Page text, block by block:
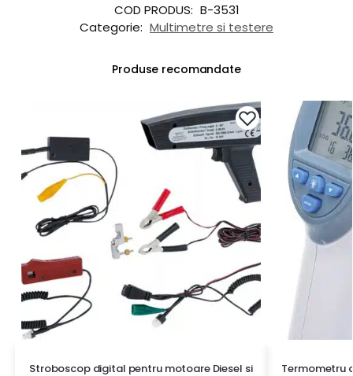
COD PRODUS: B-3531
Categorie: Multimetre si testere
Produse recomandate
Stroboscop digital pentru motoare Diesel si
Termometru